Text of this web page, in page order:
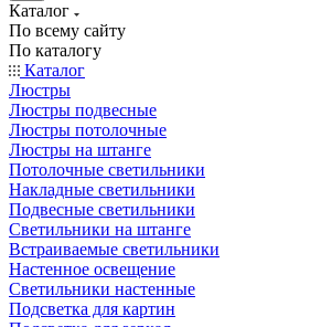
Каталог
По всему сайту
По каталогу
Каталог
Люстры
Люстры подвесные
Люстры потолочные
Люстры на штанге
Потолочные светильники
Накладные светильники
Подвесные светильники
Светильники на штанге
Встраиваемые светильники
Настенное освещение
Светильники настенные
Подсветка для картин